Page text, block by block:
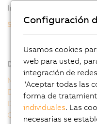
Información adicional
Servomotores 8WSA
8WSA - Clave de
Descargas
Manual de usuario de 8WS
Declaración 8WS de la UE
Declaración 8WS del
Certificado de
Configuración
Usamos cookies
web para usted,
integración de
"Aceptar todas las
forma de
individuales. Las
necesarias se